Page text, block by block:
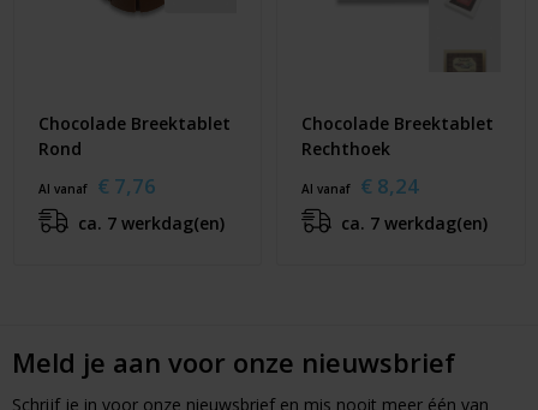
Chocolade Breektablet
Rond
Al vanaf € 7,76
ca. 7 werkdag(en)
Chocolade Breektablet
Rechthoek
Al vanaf € 8,24
ca. 7 werkdag(en)
Meld je aan voor onze nieuwsbrief
Schrijf je in voor onze nieuwsbrief en mis nooit meer één van